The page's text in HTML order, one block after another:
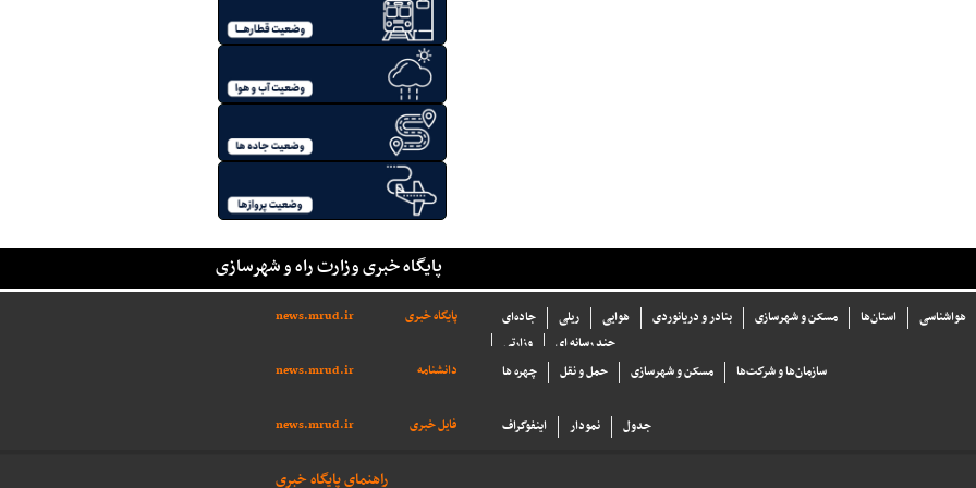
پایگاه خبری وزارت راه و شهرسازی
پایگاه خبری news.mrud.ir جاده‌ای ریلی هوایی بنادر و دریانوردی مسکن و شهرسازی استان‌ها
هواشناسی
وزارتی
چند رسانه ای
دانشنامه
news.mrud.ir چهره ها حمل و نقل مسکن و شهرسازی سازما‌ن‌ها و شركت‌ها
فایل خبری news.mrud.ir اینفوگراف نمودار جدول
راهنمای پایگاه خبری